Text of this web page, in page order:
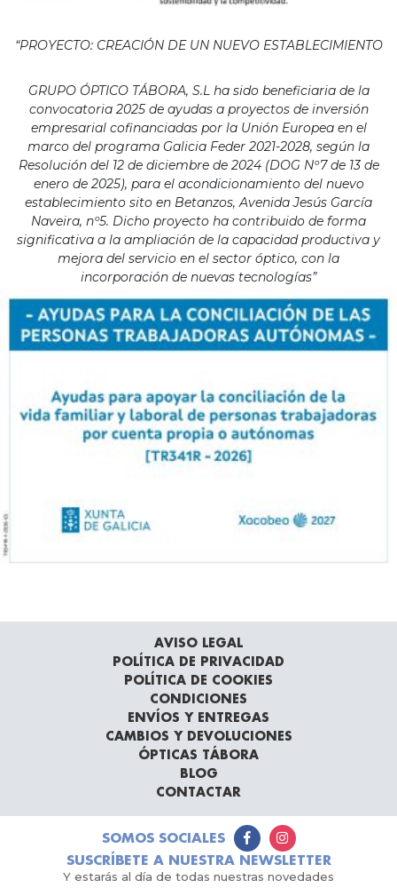
“PROYECTO: CREACIÓN DE UN NUEVO ESTABLECIMIENTO
GRUPO ÓPTICO TÁBORA, S.L ha sido beneficiaria de la
convocatoria 2025 de ayudas a proyectos de inversión
empresarial cofinanciadas por la Unión Europea en el
marco del programa Galicia Feder 2021-2028, según la
Resolución del 12 de diciembre de 2024 (DOG Nº7 de 13 de
enero de 2025), para el acondicionamiento del nuevo
establecimiento sito en Betanzos, Avenida Jesús García
Naveira, nº5. Dicho proyecto ha contribuido de forma
significativa a la ampliación de la capacidad productiva y
mejora del servicio en el sector óptico, con la
incorporación de nuevas tecnologías”
AVISO LEGAL
POLÍTICA DE PRIVACIDAD
POLÍTICA DE COOKIES
CONDICIONES
ENVÍOS Y ENTREGAS
CAMBIOS Y DEVOLUCIONES
ÓPTICAS TÁBORA
BLOG
CONTACTAR
SOMOS SOCIALES
SUSCRÍBETE A NUESTRA NEWSLETTER
Y estarás al día de todas nuestras novedades